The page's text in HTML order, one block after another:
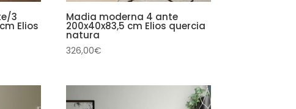
3
Elios
Madia moderna 4 ante
200x40x83,5 cm Elios quercia
natura
326,00€